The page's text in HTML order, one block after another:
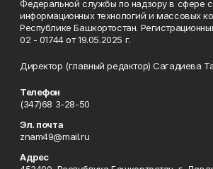
Федеральной службы по надзору в сфере
информационных технологий и массовых
Республике Башкортостан.
02 - 01744 от 19.05.2025 г.
Директор (главный редактор) Сагадиева
Телефон
(347)68 3-28-50
Эл. почта
znam49@mail.ru
Адрес